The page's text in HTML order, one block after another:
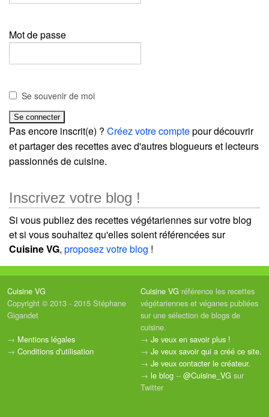
Mot de passe
Se souvenir de moi
Pas encore inscrit(e) ? Créez votre comptepour découvrir
et partager des recettes avec d'autres blogueurs et lecteurs
passionnés de cuisine.
Inscrivez votre blog !
Si vous publiez des recettes végétariennes sur votre blog
et si vous souhaitez qu'elles soient référencées sur
Cuisine VG, proposez votre blog !
Cuisine VG
Copyright © 2013 - 2015 Stéphane
Gigandet
→ Mentions légales
→ Conditions d'utilisation
Cuisine VG référence les recettes
végétariennes et véganes publiées
sur une sélection de blogs de
cuisine.
→ Je veux en savoir plus !
→ Je veux savoir qui a créé ce site.
→ Je veux contacter le créateur.
→ le blog -- @Cuisine_VG sur
Twitter